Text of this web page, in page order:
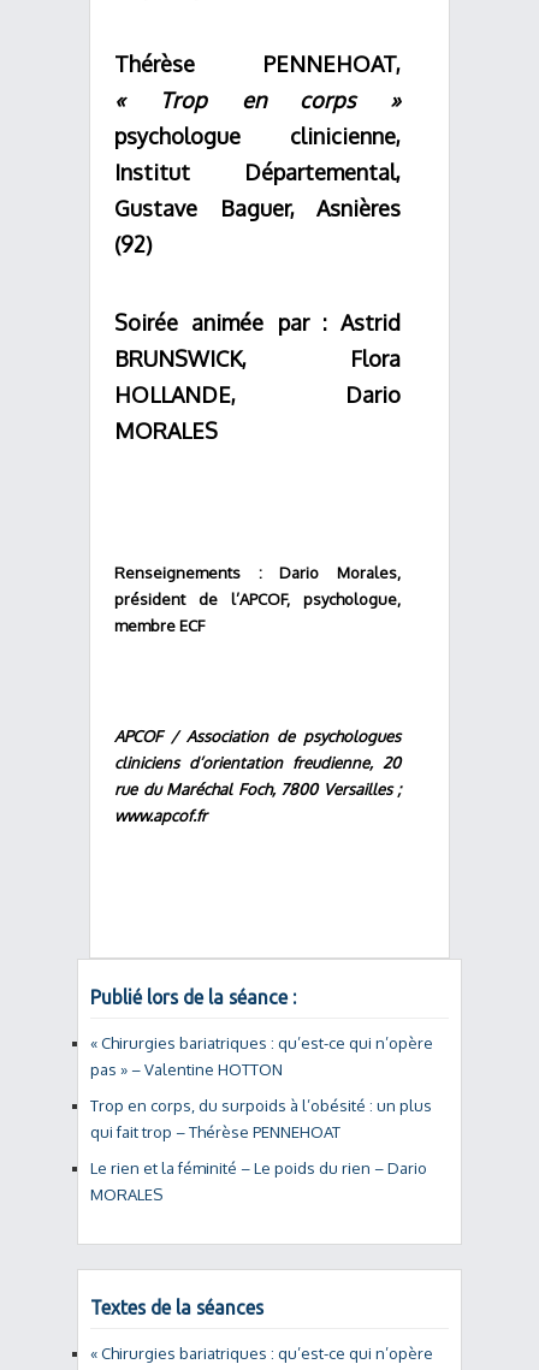
Thérèse PENNEHOAT,
«
Trop en corps»
psychologue
clinicienne,
Institut Départemental,
Gustave Baguer, Asnières
(92)
Soirée animée par : Astrid
BRUNSWICK, Flora
HOLLANDE, Dario
MORALES
Renseignements : Dario Morales,
président de l’APCOF, psychologue,
membre ECF
APCOF / Association de psychologues
cliniciens d’orientation freudienne, 20
rue du Maréchal Foch, 7800 Versailles ;
www.apcof.fr
Publié lors de la séance :
« Chirurgies bariatriques : qu’est-ce qui n’opère
pas » – Valentine HOTTON
Trop en corps, du surpoids à l’obésité : un plus
qui fait trop – Thérèse PENNEHOAT
Le rien et la féminité – Le poids du rien – Dario
MORALES
Textes de la séances
« Chirurgies bariatriques : qu’est-ce qui n’opère